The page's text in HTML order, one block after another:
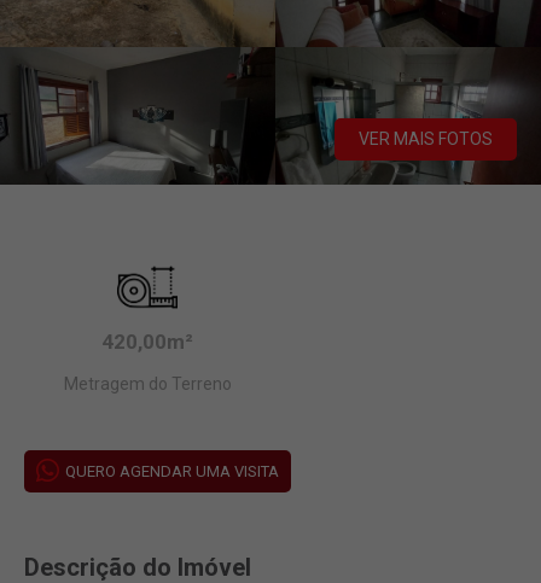
VER MAIS FOTOS
420,00m²
Metragem do Terreno
QUERO AGENDAR UMA VISITA
Descrição do Imóvel